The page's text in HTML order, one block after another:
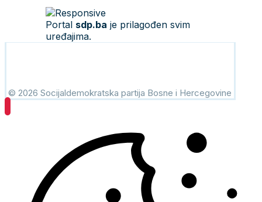
Portal sdp.ba je prilagođen svim
uređajima.
© 2026 Socijaldemokratska partija Bosne i Hercegovine